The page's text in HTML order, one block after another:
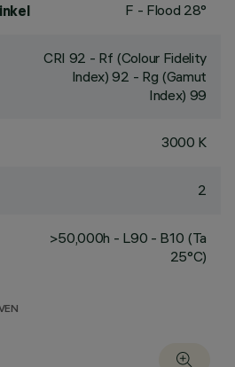
F - Flood 28°
CRI 92 - Rf (Colour Fidelity
Index) 92 - Rg (Gamut
Index) 99
3000 K
2
>50,000h - L90 - B10 (Ta
25°C)